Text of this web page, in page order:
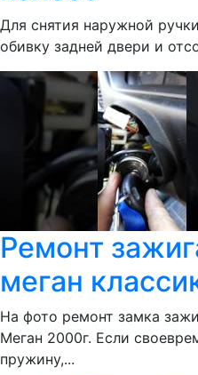
Для снятия наружной
обивку задней двери и
Ремонт
меган
На фото ремонт замка
Меган 2000г. Если
пружину,...